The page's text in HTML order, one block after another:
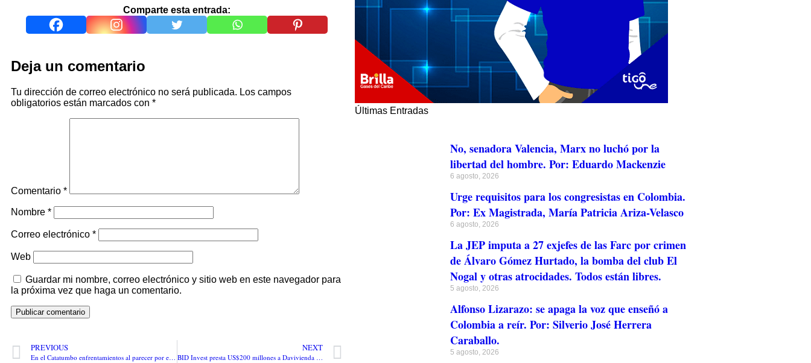
Comparte esta entrada:
Deja un comentario
Tu dirección de correo electrónico no será publicada. Los campos
obligatorios están marcados con *
Comentario *
Nombre *
Correo electrónico *
Web
Guardar mi nombre, correo electrónico y sitio web en este navegador para
la próxima vez que haga un comentario.
PREVIOUS
En el Catatumbo enfrentamientos al parecer por el territorio deja 6 muertos se desconoce el número real de heridos
NEXT
BID Invest presta US$200 millones a Davivienda para invertir en el negocio de vivienda VIP y VIS en Colombia
Últimas Entradas
No, senadora Valencia, Marx no luchó por la
libertad del hombre. Por: Eduardo Mackenzie
6 agosto, 2026
Urge requisitos para los congresistas en Colombia.
Por: Ex Magistrada, María Patricia Ariza-Velasco
6 agosto, 2026
La JEP imputa a 27 exjefes de las Farc por crimen
de Álvaro Gómez Hurtado, la bomba del club El
Nogal y otras atrocidades. Todos están libres.
5 agosto, 2026
Alfonso Lizarazo: se apaga la voz que enseñó a
Colombia a reír. Por: Silverio José Herrera
Caraballo.
5 agosto, 2026